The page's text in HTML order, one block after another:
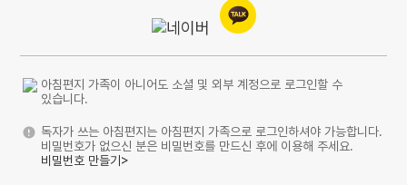
아침편지 가족이 아니어도 소셜 및 외부 계정으로 로그인할 수
있습니다.
독자가 쓰는 아침편지는 아침편지 가족으로 로그인하셔야 가능합니다.
비밀번호가 없으신 분은 비밀번호를 만드신 후에 이용해 주세요.
비밀번호 만들기>